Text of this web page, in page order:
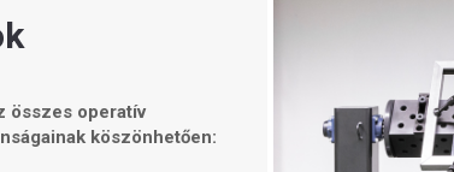
összes operatív
köszönhetően: